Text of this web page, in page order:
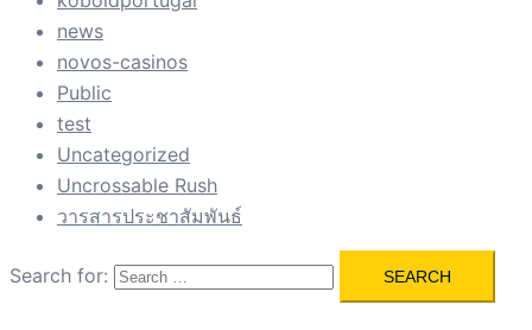
news
novos-casinos
Public
test
Uncategorized
Uncrossable Rush
วารสารประชาสัมพันธ์
Search for: